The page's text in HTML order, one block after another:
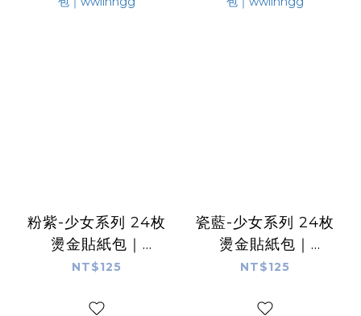
粉紫-少女系列 24枚
燙金貼紙包｜
wwiinngg
NT$125
瓷藍-少女系列 24枚
燙金貼紙包｜
wwiinngg
NT$125